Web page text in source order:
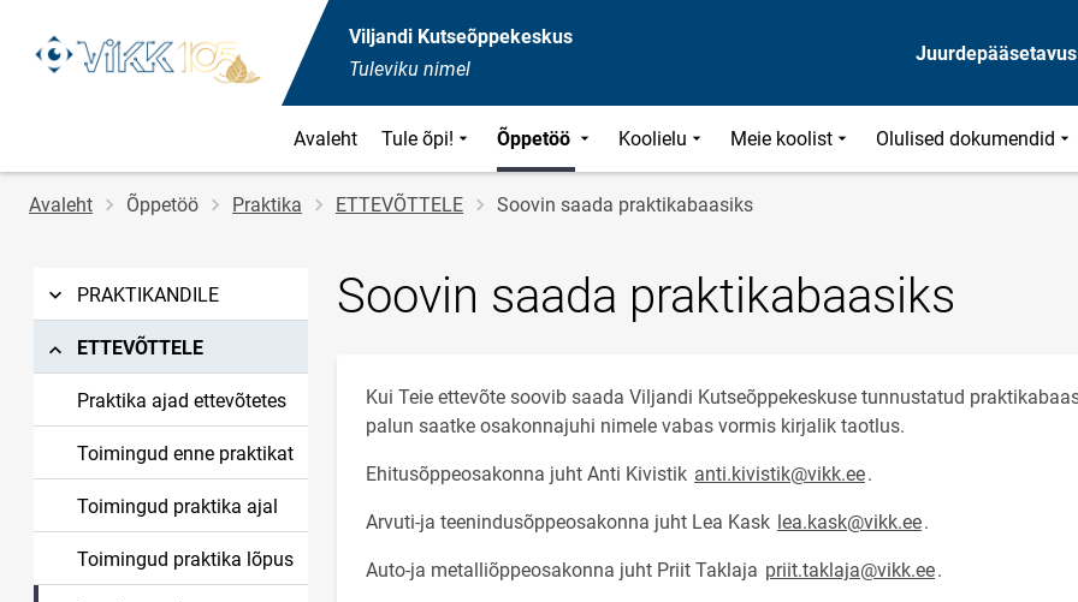
Viljandi Kutseõppekeskus
Tuleviku nimel
Juurdepääsetavus
Avaleht Tule õpi! Õppetöö Koolielu Meie koolist Olulised dokumendid
Jälglink
Avaleht Õppetöö Praktika ETTEVÕTTELE Soovin saada praktikabaasiks
PRAKTIKANDILE
ETTEVÕTTELE
Praktika ajad ettevõtetes
Toimingud enne praktikat
Toimingud praktika ajal
Toimingud praktika lõpus
Soovin saada praktikabaasiks
Kui Teie ettevõte soovib saada Viljandi Kutseõppekeskuse tunnustatud
palun saatke osakonnajuhi nimele vabas vormis kirjalik taotlus.
Ehitusõppeosakonna juht Anti Kivistik anti.kivistik@vikk.ee.
Arvuti-ja teenindusõppeosakonna juht Lea Kask lea.kask@vikk.ee.
Auto-ja metalliõppeosakonna juht Priit Taklaja priit.taklaja@vikk.ee.